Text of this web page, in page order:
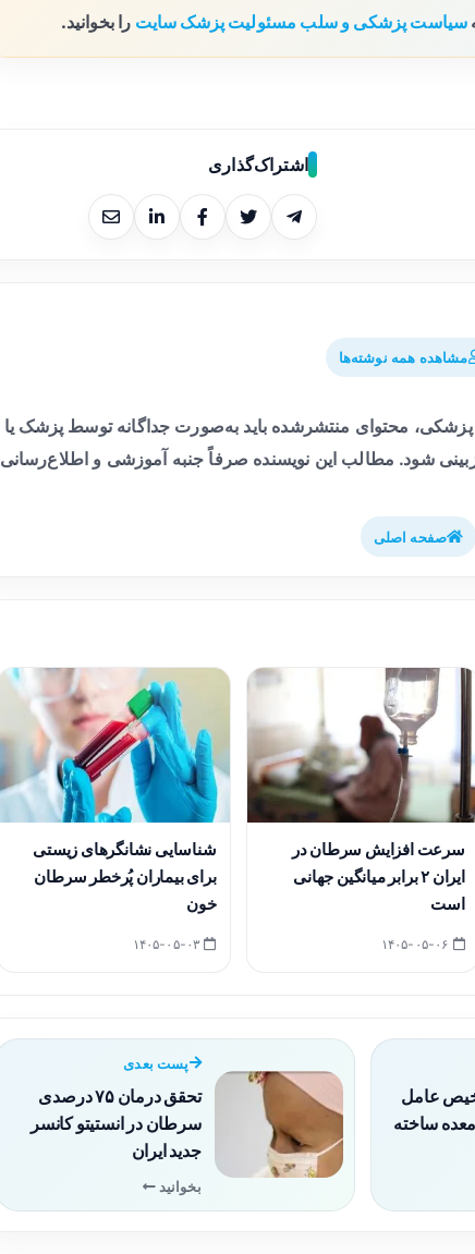
سیاست پزشکی و سلب مسئولیت پزشک سایت را بخوانید.
اشتراک‌گذاری
مشاهده همه نوشته‌ها
محتوای منتشرشده باید به‌صورت جداگانه توسط پزشک یا
شود. مطالب این نویسنده صرفاً جنبه آموزشی و اطلاع‌رسانی
صفحه اصلی
سرعت افزایش سرطان در
ایران ۲ برابر میانگین جهانی
است
شناسایی نشانگرهای زیستی
برای بیماران پُرخطر سرطان
خون
۱۴۰۵-۰۵-۰۳
عامل
ساخته
پست بعدی
تحقق درمان ۷۵ درصدی
سرطان در انستیتو کانسر
جدید ایران
بخوانید